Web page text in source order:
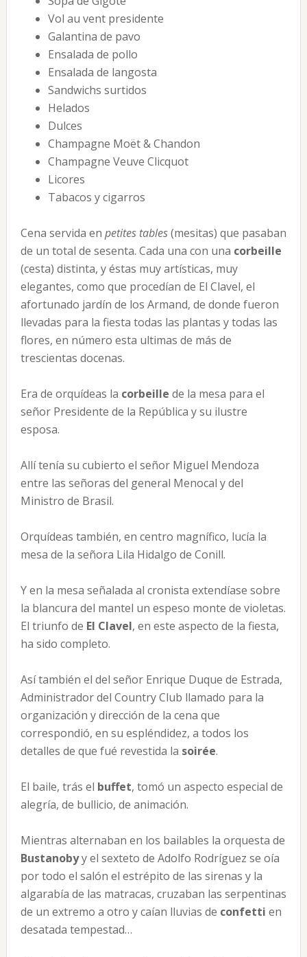
Vol au vent presidente
Galantina de pavo
Ensalada de pollo
Ensalada de langosta
Sandwichs surtidos
Helados
Dulces
Champagne Moët & Chandon
Champagne Veuve Clicquot
Licores
Tabacos y cigarros
Cena servida en petites tables(mesitas) que pasaban
de un total de sesenta. Cada una con una corbeille
(cesta) distinta, y éstas muy artísticas, muy
elegantes, como que procedían de El Clavel, el
afortunado jardín de los Armand, de donde fueron
llevadas para la fiesta todas las plantas y todas las
flores, en número esta ultimas de más de
trescientas docenas.
Era de orquídeas la corbeille de la mesa para el
señor Presidente de la República y su ilustre
esposa.
Allí tenía su cubierto el señor Miguel Mendoza
entre las señoras del general Menocal y del
Ministro de Brasil.
Orquídeas también, en centro magnífico, lucía la
mesa de la señora Lila Hidalgo de Conill.
Y en la mesa señalada al cronista extendíase sobre
la blancura del mantel un espeso monte de violetas.
El triunfo de El Clavel, en este aspecto de la fiesta,
ha sido completo.
Así también el del señor Enrique Duque de Estrada,
Administrador del Country Club llamado para la
organización y dirección de la cena que
correspondió, en su espléndidez, a todos los
detalles de que fué revestida la soirée.
El baile, trás el buffet, tomó un aspecto especial de
alegría, de bullicio, de animación.
Mientras alternaban en los bailables la orquesta de
Bustanobyy el sexteto de Adolfo Rodríguez se oía
por todo el salón el estrépito de las sirenas y la
algarabía de las matracas, cruzaban las serpentinas
de un extremo a otro y caían lluvias de confetti en
desatada tempestad…